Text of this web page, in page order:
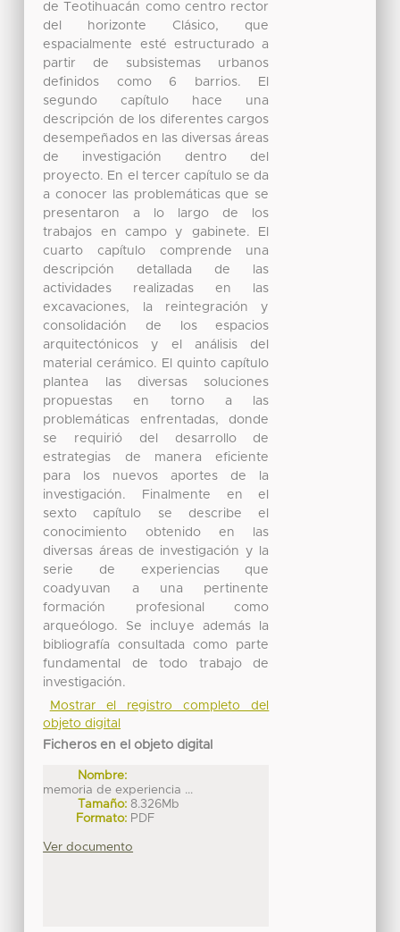
de Teotihuacán como centro rector
del horizonte Clásico, que
espacialmente esté estructurado a
partir de subsistemas urbanos
definidos como 6 barrios. El
segundo capítulo hace una
descripción de los diferentes cargos
desempeñados en las diversas áreas
de investigación dentro del
proyecto. En el tercer capítulo se da
a conocer las problemáticas que se
presentaron a lo largo de los
trabajos en campo y gabinete. El
cuarto capítulo comprende una
descripción detallada de las
actividades realizadas en las
excavaciones, la reintegración y
consolidación de los espacios
arquitectónicos y el análisis del
material cerámico. El quinto capítulo
plantea las diversas soluciones
propuestas en torno a las
problemáticas enfrentadas, donde
se requirió del desarrollo de
estrategias de manera eficiente
para los nuevos aportes de la
investigación. Finalmente en el
sexto capítulo se describe el
conocimiento obtenido en las
diversas áreas de investigación y la
serie de experiencias que
coadyuvan a una pertinente
formación profesional como
arqueólogo. Se incluye además la
bibliografía consultada como parte
fundamental de todo trabajo de
investigación.
Mostrar el registro completo del
objeto digital
Ficheros en el objeto digital
Nombre:
memoria de experiencia ...
Tamaño: 8.326Mb
Formato: PDF
Ver documento